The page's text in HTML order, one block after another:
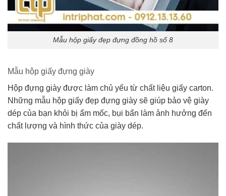
Mẫu hộp giấy đẹp đựng đồng hồ số 8
Mẫu hộp giấy đựng giày
Hộp đựng giày được làm chủ yếu từ chất liệu giấy carton.
Những mẫu hộp giấy đẹp đựng giày sẽ giúp bảo vệ giày
dép của bạn khỏi bị ẩm mốc, bụi bẩn làm ảnh hưởng đến
chất lượng và hình thức của giày dép.